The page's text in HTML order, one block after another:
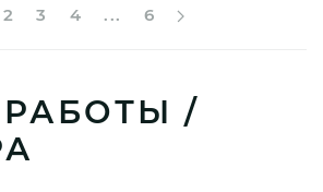
2 3 4 ... 6
/